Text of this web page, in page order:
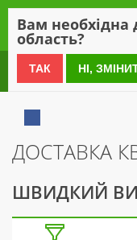
0 800 21 54 55
ДОСТАВКА
ШВИДКИЙ
Вам необхідна
область?
ТАК НІ,